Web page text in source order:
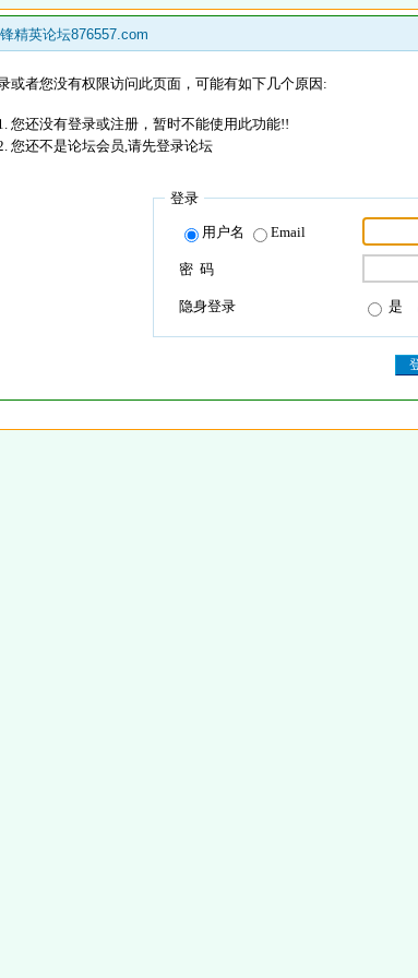
精英论坛876557.com
或者您没有权限访问此页面，可能有如下几个原因:
您还没有登录或注册，暂时不能使用此功能!!
您还不是论坛会员,请先登录论坛
登录
用户名 Email
密 码
隐身登录 是